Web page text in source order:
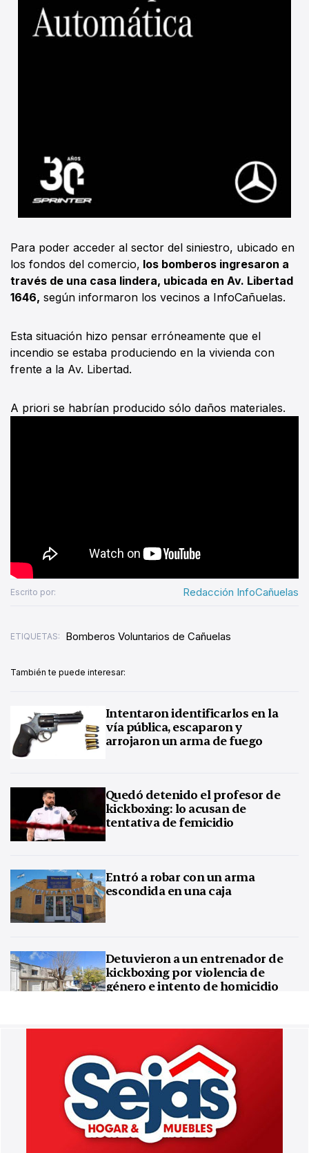
Para poder acceder al sector del siniestro, ubicado en
los fondos del comercio, los bomberos ingresaron a
través de una casa lindera, ubicada en Av. Libertad
1646, según informaron los vecinos a InfoCañuelas.
Esta situación hizo pensar erróneamente que el
incendio se estaba produciendo en la vivienda con
frente a la Av. Libertad.
A priori se habrían producido sólo daños materiales.
Escrito por: Redacción InfoCañuelas
ETIQUETAS: Bomberos Voluntarios de Cañuelas
También te puede interesar:
Intentaron identificarlos en la
vía pública, escaparon y
arrojaron un arma de fuego
Quedó detenido el profesor de
kickboxing: lo acusan de
tentativa de femicidio
Entró a robar con un arma
escondida en una caja
Detuvieron a un entrenador de
kickboxing por violencia de
género e intento de homicidio